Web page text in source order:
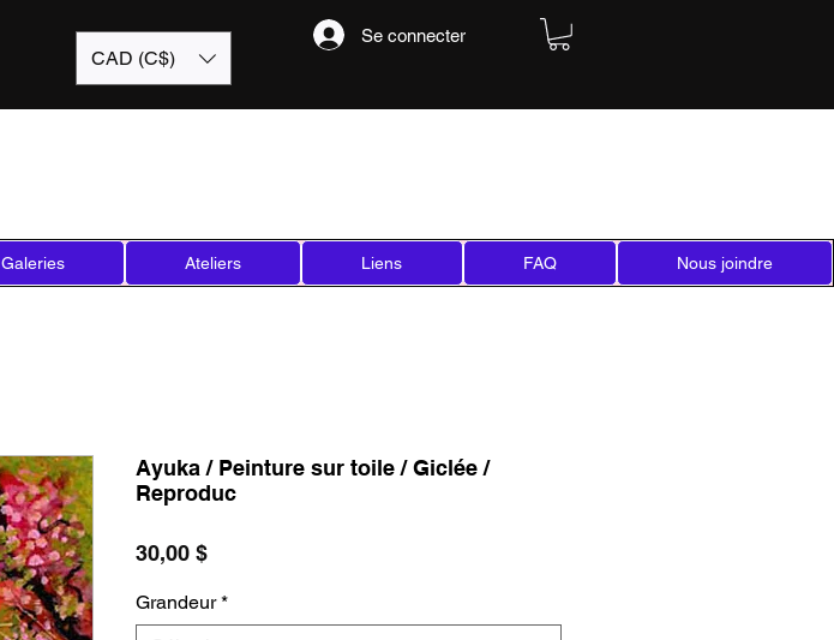
Se connecter
CAD (C$)
Galeries Ateliers Liens FAQ Nous joindre
Ayuka / Peinture sur toile / Giclée /
Reproduc
30,00 $Prix
Grandeur *